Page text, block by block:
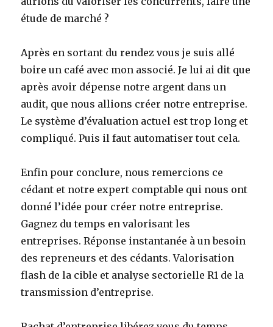
étude de marché ?
Après en sortant du rendez vous je suis allé
boire un café avec mon associé. Je lui ai dit que
après avoir dépense notre argent dans un
audit, que nous allions créer notre entreprise.
Le système d’évaluation actuel est trop long et
compliqué. Puis il faut automatiser tout cela.
Enfin pour conclure, nous remercions ce
cédant et notre expert comptable qui nous ont
donné l’idée pour créer notre entreprise.
Gagnez du temps en valorisant les
entreprises. Réponse instantanée à un besoin
des repreneurs et des cédants. Valorisation
flash de la cible et analyse sectorielle R1 de la
transmission d’entreprise.